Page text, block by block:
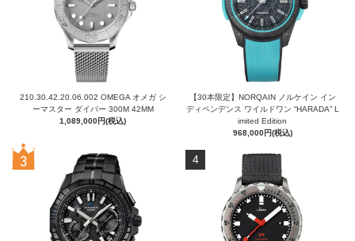
210.30.42.20.06.002 OMEGA オメガ シ
ーマスター ダイバー 300M 42MM
1,089,000円(税込)
【30本限定】NORQAIN ノルケイン イン
ディペンデンス ワイルドワン “HARADA” L
imited Edition
968,000円(税込)
4